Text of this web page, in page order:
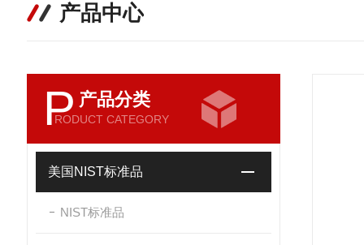
产品中心
P 产品分类
RODUCT CATEGORY
美国NIST标准品
NIST标准品